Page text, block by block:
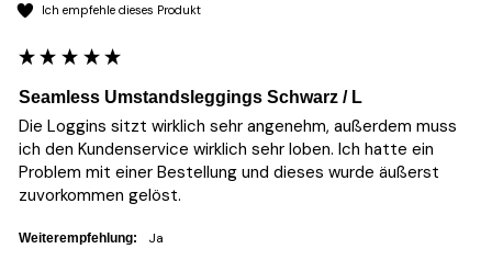
Ich empfehle dieses Produkt
Seamless Umstandsleggings Schwarz / L
Die Loggins sitzt wirklich sehr angenehm, außerdem muss
ich den Kundenservice wirklich sehr loben. Ich hatte ein
Problem mit einer Bestellung und dieses wurde äußerst
zuvorkommen gelöst.
Weiterempfehlung: Ja